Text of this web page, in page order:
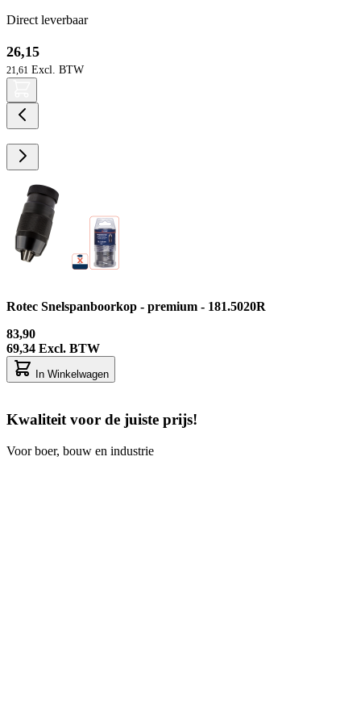
Direct leverbaar
26,15
21,61
Rotec Snelspanboorkop - premium - 181.5020R
83,90
69,34 Excl. BTW
In Winkelwagen
Kwaliteit voor de juiste prijs!
Voor boer, bouw en industrie